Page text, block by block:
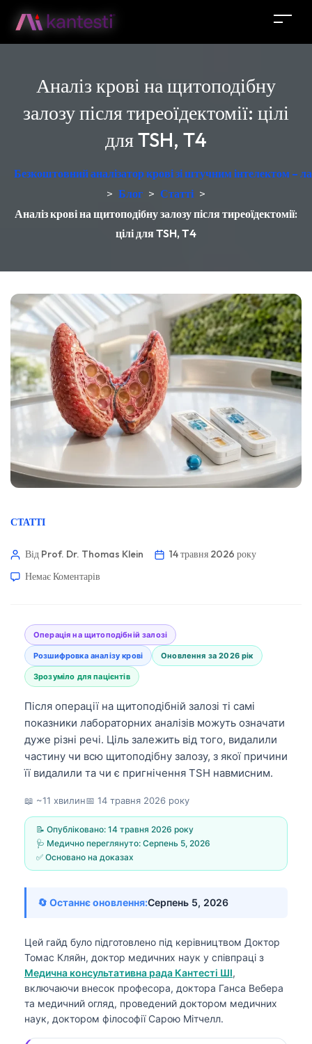
Аналіз крові на щитоподібну
залозу після тиреоїдектомії: цілі
для TSH, T4
Безкоштовний аналізатор крові зі штучним інтелектом –
> Блог > Статті >
Аналіз крові на щитоподібну залозу після тиреоїдектомії:
цілі для TSH, T4
СТАТТІ
Від Prof. Dr. Thomas Klein
14 травня 2026 року
Немає Коментарів
Операція на щитоподібній залозі
Розшифровка аналізу крові Оновлення за 2026 рік
Зрозуміло для пацієнтів
Після операції на щитоподібній залозі ті самі
показники лабораторних аналізів можуть означати
дуже різні речі. Ціль залежить від того, видалили
частину чи всю щитоподібну залозу, з якої причини
її видалили та чи є пригнічення TSH навмисним.
📖 ~11 хвилин📅 14 травня 2026 року
📝 Опубліковано: 14 травня 2026 року
🩺 Медично переглянуто: Серпень 5, 2026
✅ Основано на доказах
🔄 Останнє оновлення:Серпень 5, 2026
Цей гайд було підготовлено під керівництвом Доктор
Томас Кляйн, доктор медичних наук у співпраці з
Медична консультативна рада Кантесті ШІ,
включаючи внесок професора, доктора Ганса Вебера
та медичний огляд, проведений доктором медичних
наук, доктором філософії Сарою Мітчелл.